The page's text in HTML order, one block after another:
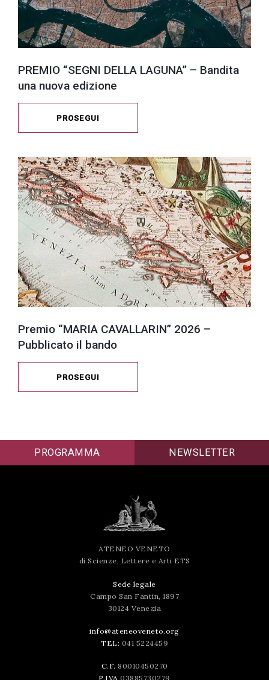
PREMIO “SEGNI DELLA LAGUNA” – Bandita
una nuova edizione
PROSEGUI
Premio “MARIA CAVALLARIN” 2026 –
Pubblicato il bando
PROSEGUI
PROGRAMMA NEWSLETTER
ATENEO VENETO
di Scienze, Lettere e Arti ETS
Sede legale
Campo San Fantin, 1897
30124 Venezia
info@ateneoveneto.org
TEL: 041 5224459
C.F. 80010450270
P.IVA 03885730279